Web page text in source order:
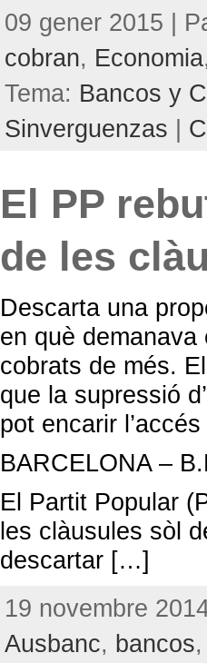
09 gener 2015 |
cobran, Economia
Tema: Bancos y
Sinverguenzas |
El PP
de les
Descarta una
en què
cobrats de més.
que la supressió
pot encarir
BARCELONA –
El Partit Popular
les clàusules sòl
descartar […]
19 novembre
Ausbanc, bancos